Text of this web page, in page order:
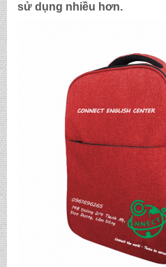
sử dụng nhiều hơn.